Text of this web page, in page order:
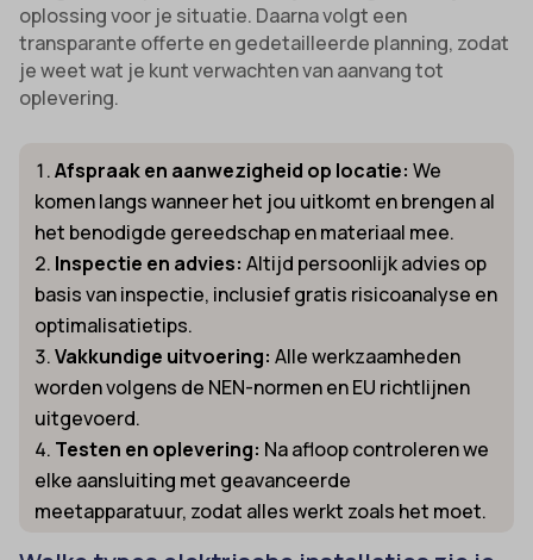
oplossing voor je situatie. Daarna volgt een
transparante offerte en gedetailleerde planning, zodat
je weet wat je kunt verwachten van aanvang tot
oplevering.
Afspraak en aanwezigheid op locatie: We
komen langs wanneer het jou uitkomt en brengen al
het benodigde gereedschap en materiaal mee.
Inspectie en advies: Altijd persoonlijk advies op
basis van inspectie, inclusief gratis risicoanalyse en
optimalisatietips.
Vakkundige uitvoering: Alle werkzaamheden
worden volgens de NEN-normen en EU richtlijnen
uitgevoerd.
Testen en oplevering: Na afloop controleren we
elke aansluiting met geavanceerde
meetapparatuur, zodat alles werkt zoals het moet.